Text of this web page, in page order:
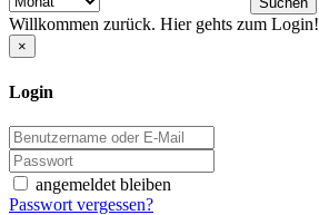
Willkommen zurück. Hier gehts zum Login!
×
Login
angemeldet bleiben
Passwort vergessen?